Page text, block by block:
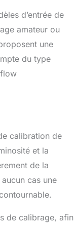
d’entrée de
amateur ou
une
du type
calibration de
et la
de la
cas une
de calibrage, afin